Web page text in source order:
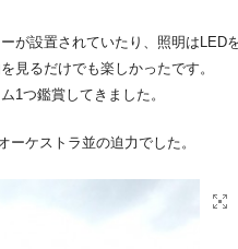
が設置されていたり、照明はLED
見るだけでも楽しかったです。
1つ鑑賞してきました。
ケストラ並の迫力でした。